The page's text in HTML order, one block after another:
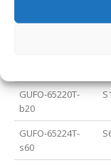
GUFO-65220T-
b20
GUFO-65224T-
s60